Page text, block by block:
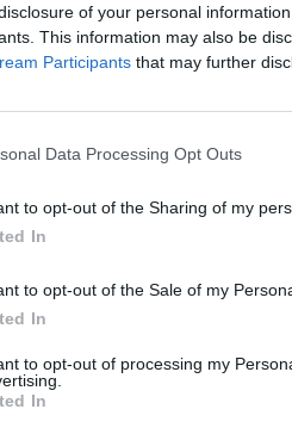
of your personal
This information may also be
Participants that may further
Data Processing Opt Outs
to opt-out of the Sharing of my
In
to opt-out of the Sale of my
In
to opt-out of processing my
In